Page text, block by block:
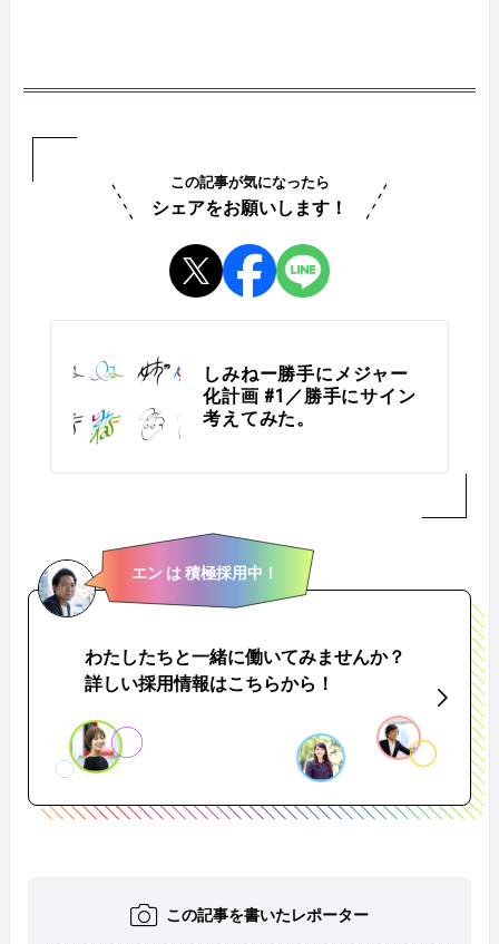
この記事が気になったら
シェアをお願いします！
しみねー勝手にメジャー
化計画 #1／勝手にサイン
考えてみた。
エン は 積極採用中！
わたしたちと一緒に働いてみませんか？
詳しい採用情報はこちらから！
この記事を書いたレポーター